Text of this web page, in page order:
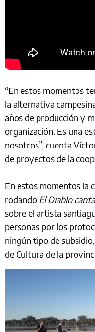
“En estos momentos
la alternativa
años de producción y
organización. Es una
nosotros”, cuenta
de proyectos de la
En estos momentos la
rodando El Diablo
sobre el artista
personas por los
ningún tipo de
de Cultura de la